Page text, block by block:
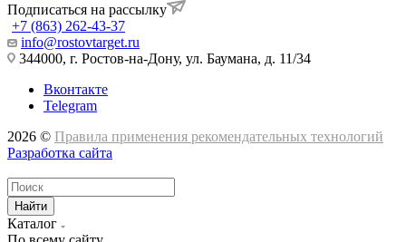
Подписаться на рассылку
+7 (863) 262-43-37
info@rostovtarget.ru
344000, г. Ростов-на-Дону, ул. Баумана, д. 11/34
Вконтакте
Telegram
2026 © Правила применения рекомендательных технологий
Разработка сайта
Найти
Каталог